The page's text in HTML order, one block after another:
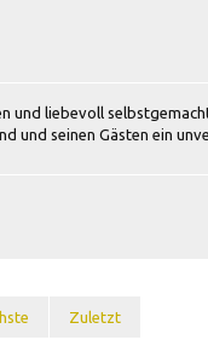
und liebevoll
und seinen Gästen ein
Zuletzt